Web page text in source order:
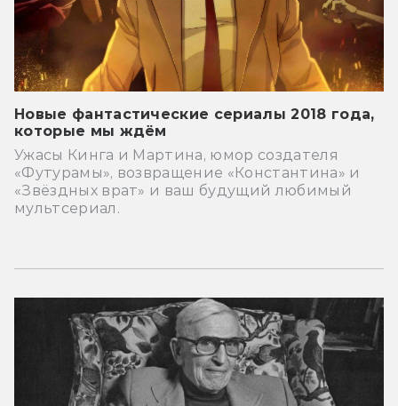
Новые фантастические сериалы 2018 года,
которые мы ждём
Ужасы Кинга и Мартина, юмор создателя
«Футурамы», возвращение «Константина» и
«Звёздных врат» и ваш будущий любимый
мультсериал.